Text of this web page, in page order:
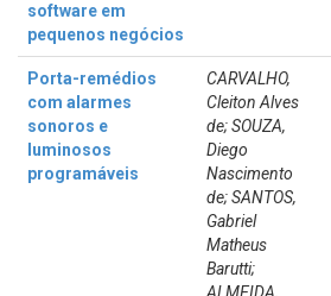
software em
pequenos negócios
Porta-remédios
com alarmes
sonoros e
luminosos
programáveis
CARVALHO,
Cleiton Alves
de; SOUZA,
Diego
Nascimento
de; SANTOS,
Gabriel
Matheus
Barutti;